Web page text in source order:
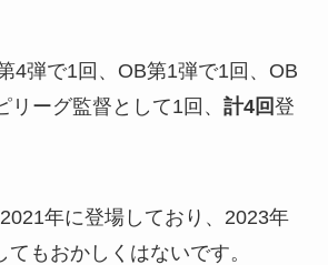
4弾で1回、OB第1弾で1回、OB
リーグ監督として1回、 計4回登
年に登場しており、2023年
もおかしくはないです。